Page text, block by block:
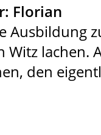
Florian
Ausbildung
Witz lachen.
den